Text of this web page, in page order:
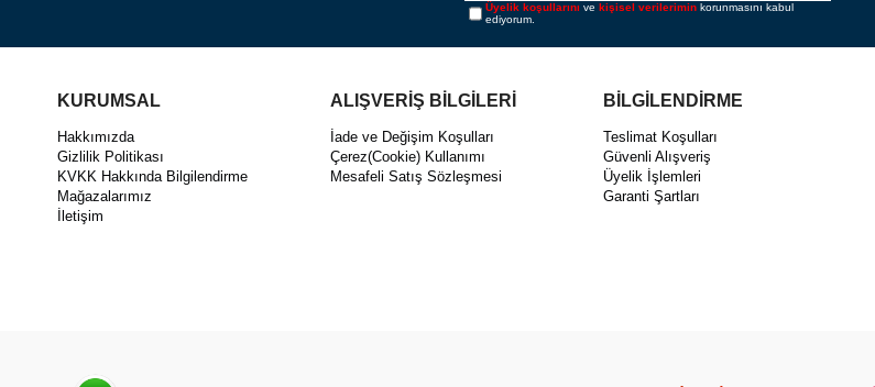
Üyelik koşullarını vekişisel verilerimin korunmasını kabul
ediyorum.
KURUMSAL
Hakkımızda
Gizlilik Politikası
KVKK Hakkında Bilgilendirme
Mağazalarımız
İletişim
ALIŞVERİŞ BİLGİLERİ
İade ve Değişim Koşulları
Çerez(Cookie) Kullanımı
Mesafeli Satış Sözleşmesi
BİLGİLENDİRME
Teslimat Koşulları
Güvenli Alışveriş
Üyelik İşlemleri
Garanti Şartları